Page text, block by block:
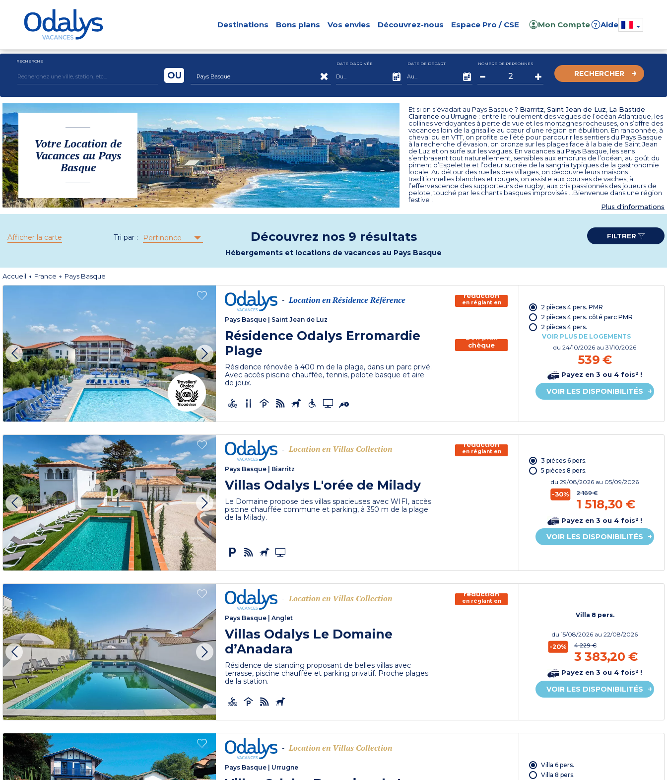
Destinations Bons plans Vos envies Découvrez-nous Espace Pro / CSE Mon Compte ? Aide
RECHERCHE
Pays Basque
OU
DATE D'ARRIVÉE DATE DE DÉPART NOMBRE DE PERSONNES
RECHERCHER
Votre Location de
Vacances au Pays
Basque
Et si on s’évadait au Pays Basque ? Biarritz Saint Jean de Luz La Bastide
Clairence ou Urrugne : entre le roulement des vagues de l’océan Atlantique, les
collines verdoyantes à perte de vue et les montagnes rocheuses, on s’offre des
vacances loin de la grisaille au cœur d’une région en ébullition. En randonnée, à
cheval ou en VTT, on profite de l’été pour parcourir les sentiers du Pays Basque
à la recherche d’évasion, on bronze sur les plages face à la baie de Saint Jean
de Luz et on surfe sur les vagues. En vacances au Pays Basque, les sens
s’embrasent tout naturellement, sensibles aux embruns de l’océan, au goût du
piment d’Espelette et l’odeur sucrée de la sangria typiques de la gastronomie
locale. Au détour des ruelles des villages, on découvre leurs maisons
traditionnelles blanches et rouges, on assiste aux courses de vaches, à
l’effervescence des supporteurs de rugby, aux cris passionnés des joueurs de
pelote, touché par les chants basques improvisés …Bienvenue dans une région
festive !
Plus d'informations
Afficher la carte Tri par : Pertinence Découvrez nos 9 résultats
Hébergements et locations de vacances au Pays Basque
FILTRER
Accueil France Pays Basque
- Location en Résidence Référence
Pays Basque Saint Jean de Luz
Résidence Odalys Erromardie
Plage
Résidence rénovée à 400 m de la plage, dans un parc privé.
Avec accès piscine chauffée, tennis, pelote basque et aire
de jeux.
150€ de
réduction
en réglant en
chèque
chèque
vacances
2 pièces 4 pers. PMR
2 pièces 4 pers. côté parc PMR
2 pièces 4 pers.
VOIR PLUS DE LOGEMENTS
du24/10/2026 au 31/10/2026
539 €
Payez en 3 ou 4 fois² !
VOIR LES DISPONIBILITÉS
- Location en Villas Collection
Pays Basque | Biarritz
Villas Odalys L'orée de Milady
Le Domaine propose des villas spacieuses avec WIFI, accès
piscine chauffée commune et parking, à 350 m de la plage
de la Milady.
150€ de
réduction
en réglant en
chèque
3 pièces 6 pers.
5 pièces 8 pers.
du29/08/2026 au 05/09/2026
-30% 2 169 €
1 518,30 €
Payez en 3 ou 4 fois² !
VOIR LES DISPONIBILITÉS
- Location en Villas Collection
Pays Basque |Anglet
Villas Odalys Le Domaine
d’Anadara
Résidence de standing proposant de belles villas avec
terrasse, piscine chauffée et parking privatif. Proche plages
de la station.
150€ de
réduction
en réglant en
chèque
Villa 8 pers.
du15/08/2026 au 22/08/2026
-20% 4 229 €
3 383,20 €
Payez en 3 ou 4 fois² !
VOIR LES DISPONIBILITÉS
- Location en Villas Collection
Pays Basque Urrugne
Villa 6 pers.
Villa 8 pers.